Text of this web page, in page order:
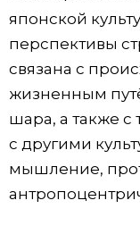
японской
перспективы
связана с
жизненным
шара, а также с
с другими
мышление,